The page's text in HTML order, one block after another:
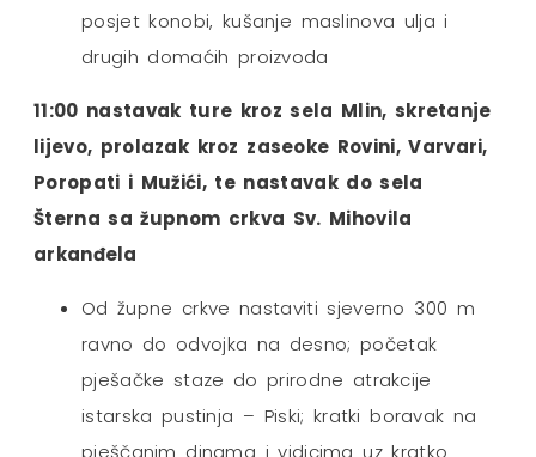
posjet konobi, kušanje maslinova ulja i
drugih domaćih proizvoda
11:00 nastavak ture kroz sela Mlin, skretanje
lijevo, prolazak kroz zaseoke Rovini, Varvari,
Poropati i Mužići, te nastavak do sela
Šterna sa župnom crkva Sv. Mihovila
arkanđela
Od župne crkve nastaviti sjeverno 300 m
ravno do odvojka na desno; početak
pješačke staze do prirodne atrakcije
istarska pustinja – Piski; kratki boravak na
pješčanim dinama i vidicima uz kratko